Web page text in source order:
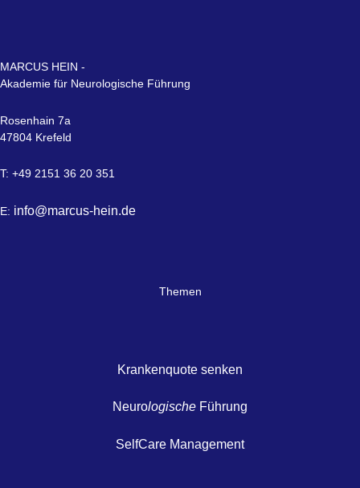
MARCUS HEIN -
Akademie für Neurologische Führung
Rosenhain 7a
47804 Krefeld
T: +49 2151 36 20 351
E: info@marcus-hein.de
Themen
Krankenquote senken
Neurologische Führung
SelfCare Management